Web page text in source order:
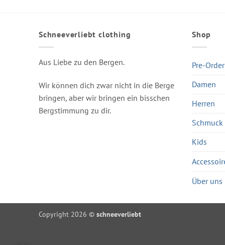
Schneeverliebt clothing
Aus Liebe zu den Bergen.
Wir können dich zwar nicht in die Berge
bringen, aber wir bringen ein bisschen
Bergstimmung zu dir.
Shop
Pre-Order
Damen
Herren
Schmuck
Kids
Über uns
Copyright 2026 © schneeverliebt